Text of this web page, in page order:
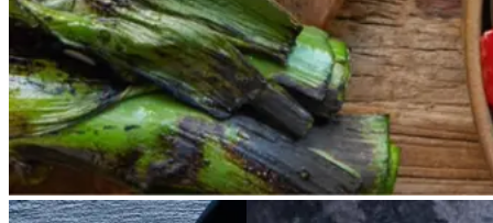
saucen. Calcots er svære at
opdrive på disse kanter, men små
nye porrer kan bruges.